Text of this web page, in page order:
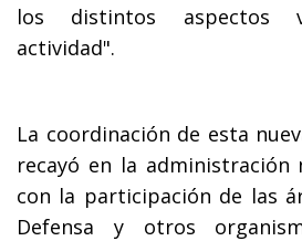
los distintos aspectos
actividad".
La coordinación de esta
recayó en la administración
con la participación de las
Defensa y otros